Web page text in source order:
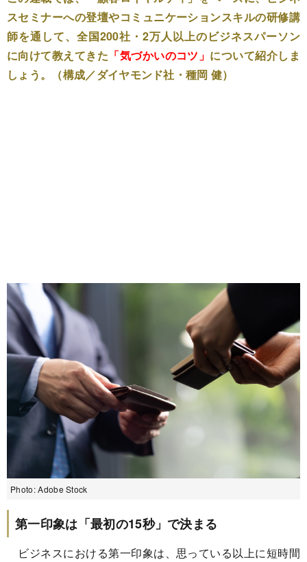
スセミナーへの登壇やコミュニケーションスキルの研修講
師を通して、全国200社・2万人以上のビジネスパーソン
に向けて教えてきた 「気づかいのコツ」 について紹介しま
しょう。（構成／ダイヤモンド社・種岡 健）
Photo: Adobe Stock
第一印象は「最初の15秒」で決まる
ビジネスにおける第一印象は、思っている以上に短時間